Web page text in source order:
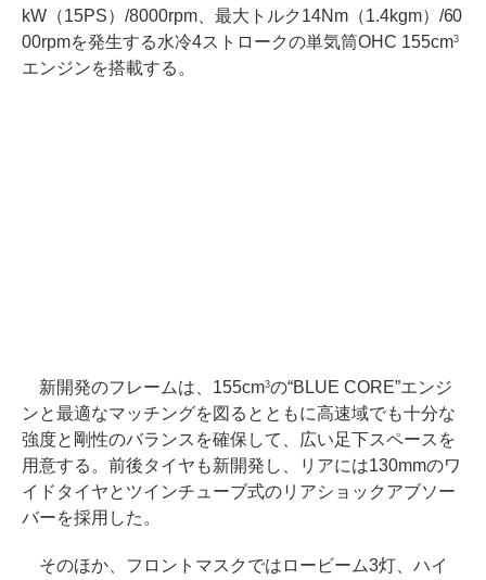
kW（15PS）/8000rpm、最大トルク14Nm（1.4kgm）/60
00rpmを発生する水冷4ストロークの単気筒OHC 155cm3
エンジンを搭載する。
新開発のフレームは、155cm3の“BLUE CORE”エンジ
ンと最適なマッチングを図るとともに高速域でも十分な
強度と剛性のバランスを確保して、広い足下スペースを
用意する。前後タイヤも新開発し、リアには130mmのワ
イドタイヤとツインチューブ式のリアショックアブソー
バーを採用した。
そのほか、フロントマスクではロービーム3灯、ハイ